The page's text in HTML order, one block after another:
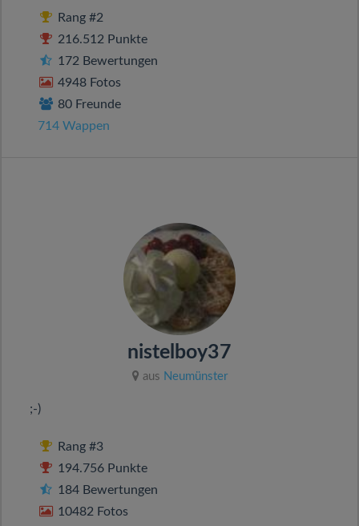
Rang #2
216.512 Punkte
172 Bewertungen
4948 Fotos
80 Freunde
714 Wappen
nistelboy37
aus Neumünster
;-)
Rang #3
194.756 Punkte
184 Bewertungen
10482 Fotos